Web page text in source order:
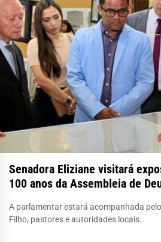
Senadora Eliziane visitará
100 anos da Assembleia de
A parlamentar estará acompanhada
Filho, pastores e autoridades locais.